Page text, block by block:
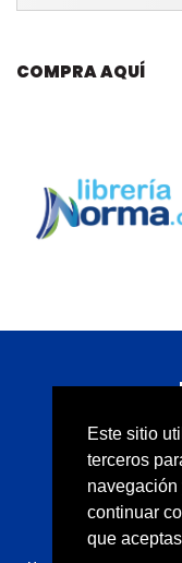
Este sitio
terceros
navegación
continuar
que
COMPRA AQUÍ
Atención
Quiénes
Copyright © 2020